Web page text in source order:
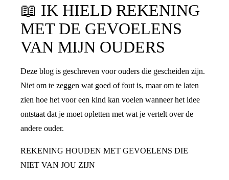
📖 IK HIELD REKENING
MET DE GEVOELENS
VAN MIJN OUDERS
Deze blog is geschreven voor ouders die gescheiden zijn.
Niet om te zeggen wat goed of fout is, maar om te laten
zien hoe het voor een kind kan voelen wanneer het idee
ontstaat dat je moet opletten met wat je vertelt over de
andere ouder.
REKENING HOUDEN MET GEVOELENS DIE
NIET VAN JOU ZIJN